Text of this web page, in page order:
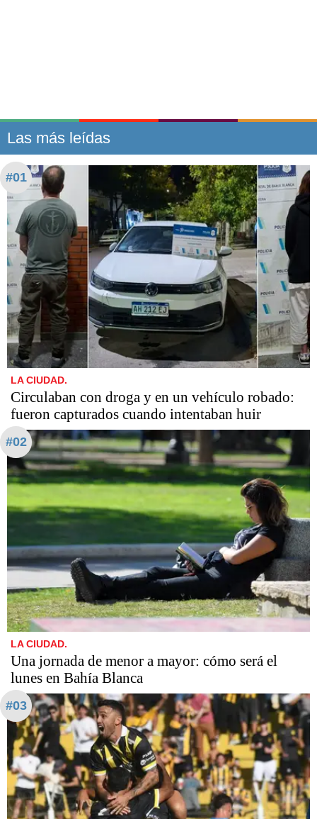
Las más leídas
#01
LA CIUDAD.
Circulaban con droga y en un vehículo robado:
fueron capturados cuando intentaban huir
#02
LA CIUDAD.
Una jornada de menor a mayor: cómo será el
lunes en Bahía Blanca
#03